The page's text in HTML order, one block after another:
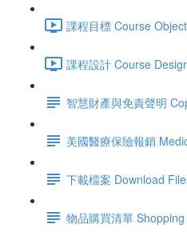
課程目標 Course
課程設計 Course
智慧財產與免責聲明
美國醫療保險報銷
下載檔案 Download
物品購買清單